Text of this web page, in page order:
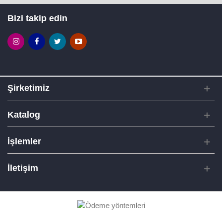
Bizi takip edin
Şirketimiz
Katalog
İşlemler
İletişim